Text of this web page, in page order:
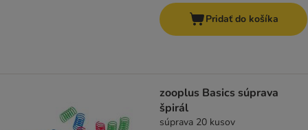
Pridať do košíka
zooplus Basics súprava
špirál
súprava 20 kusov